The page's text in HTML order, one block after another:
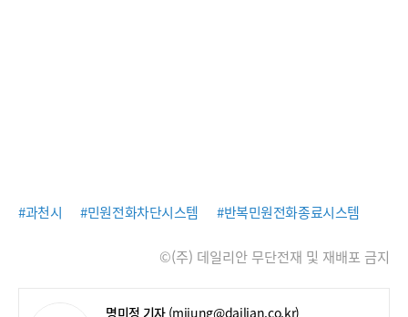
#과천시 #민원전화차단시스템 #반복민원전화종료시스템
©(주) 데일리안 무단전재 및 재배포 금지
명미정 기자 (mijung@dailian.co.kr)